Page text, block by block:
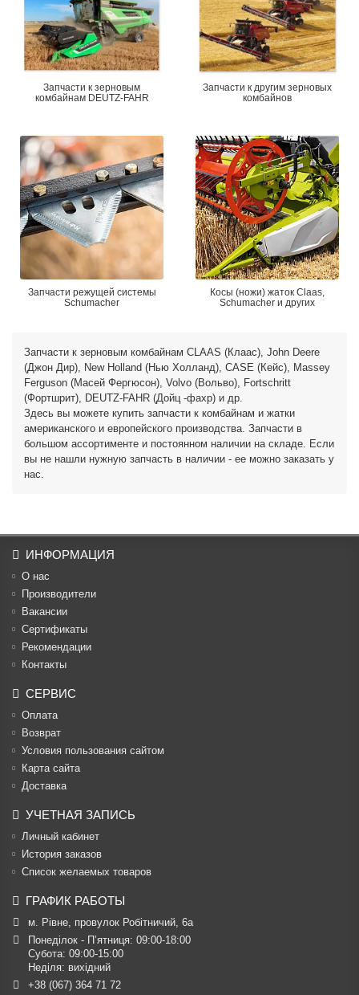
Запчасти к зерновым
комбайнам DEUTZ-FAHR
Запчасти к другим зерновых
комбайнов
Запчасти режущей системы
Schumacher
Косы (ножи) жаток Claas,
Schumacher и других
Запчасти к зерновым комбайнам CLAAS (Клаас), John Deere
(Джон Дир), New Holland (Нью Холланд), CASE (Кейс), Massey
Ferguson (Масей Фергюсон), Volvo (Вольво), Fortschritt
(Фортшрит), DEUTZ-FAHR (Дойц -фахр) и др.
Здесь вы можете купить запчасти к комбайнам и жатки
американского и европейского производства. Запчасти в
большом ассортименте и постоянном наличии на складе. Если
вы не нашли нужную запчасть в наличии - ее можно заказать у
нас.
ИНФОРМАЦИЯ
О нас
Производители
Вакансии
Cертификаты
Рекомендации
Контакты
СЕРВИС
Оплата
Возврат
Условия пользования сайтом
Карта сайта
Доставка
УЧЕТНАЯ ЗАПИСЬ
Личный кабинет
История заказов
Список желаемых товаров
ГРАФИК РАБОТЫ
м. Рівне, провулок Робітничий, 6а
Понеділок - П’ятниця: 09:00-18:00
Субота: 09:00-15:00
Неділя: вихідний
+38 (067) 364 71 72